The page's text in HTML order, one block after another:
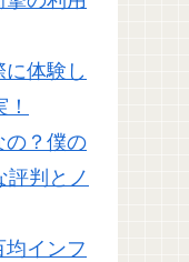
体験し
の？僕の
評判とノ
インフ